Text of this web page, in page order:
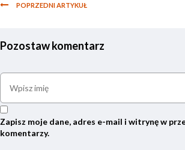
POPRZEDNI ARTYKUŁ
Pozostaw komentarz
Zapisz moje dane, adres e-mail i witrynę w
komentarzy.